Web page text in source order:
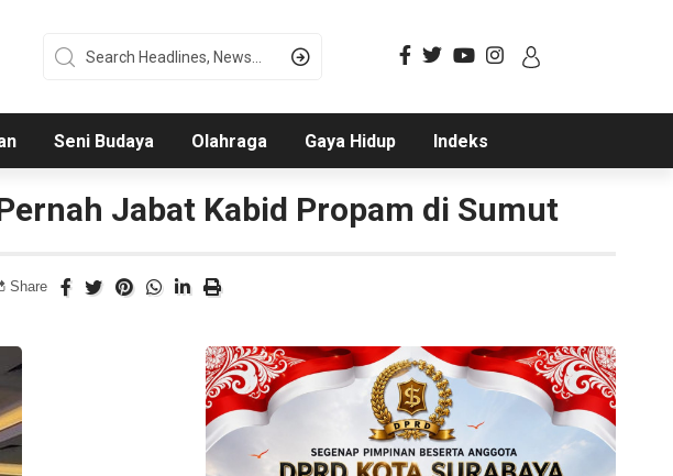
Seni Budaya Olahraga Gaya Hidup Indeks
Jabat Kabid Propam di Sumut
Share